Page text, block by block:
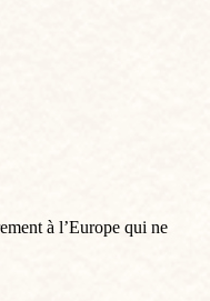
à l’Europe qui ne